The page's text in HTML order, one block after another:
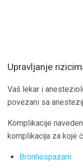
Upravljanje
Vaš lekar i
povezani sa
Komplikacije
komplikacija za koje
Bronhospazam